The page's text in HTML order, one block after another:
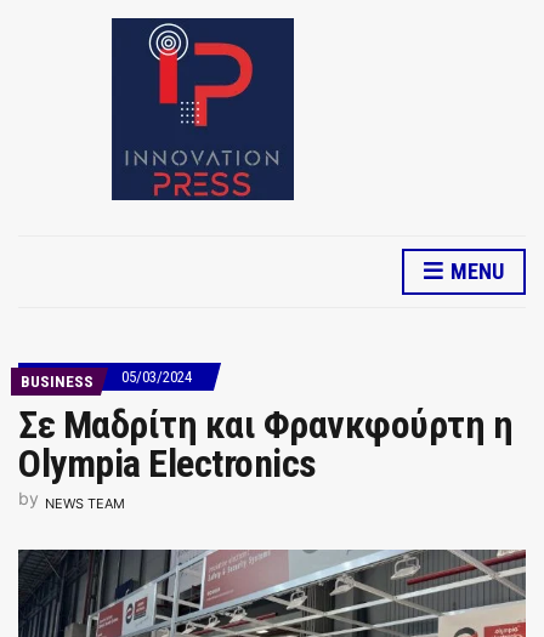
MENU
BUSINESS 05/03/2024
Σε Μαδρίτη και Φρανκφούρτη η
Olympia Electronics
by NEWS TEAM